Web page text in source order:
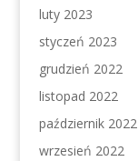
luty 2023
styczeń 2023
grudzień 2022
listopad 2022
październik 2022
wrzesień 2022